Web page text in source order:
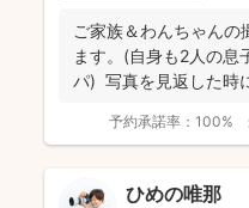
ご家族＆わんちゃん
ます。(自身も2人の息
パ) 写真を見返した時
予約承諾率： 100%
ひめの唯那